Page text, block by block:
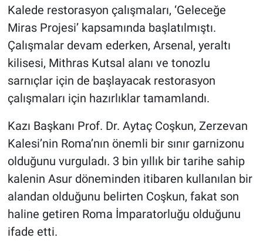
Kalede restorasyon çalışmaları, ‘Geleceğe
Miras Projesi’ kapsamında başlatılmıştı.
Çalışmalar devam ederken, Arsenal, yeraltı
kilisesi, Mithras Kutsal alanı ve tonozlu
sarnıçlar için de başlayacak restorasyon
çalışmaları için hazırlıklar tamamlandı.
Kazı Başkanı Prof. Dr. Aytaç Coşkun, Zerzevan
Kalesi’nin Roma’nın önemli bir sınır garnizonu
olduğunu vurguladı. 3 bin yıllık bir tarihe sahip
kalenin Asur döneminden itibaren kullanılan bir
alandan olduğunu belirten Coşkun, fakat son
haline getiren Roma İmparatorluğu olduğunu
ifade etti.